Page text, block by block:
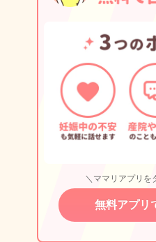
＼ママリアプリを
無料アプリ